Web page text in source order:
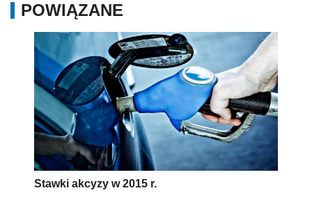
POWIĄZANE
Stawki akcyzy w 2015 r.